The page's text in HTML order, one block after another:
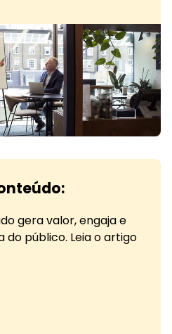
gera valor, engaja e
público. Leia o artigo